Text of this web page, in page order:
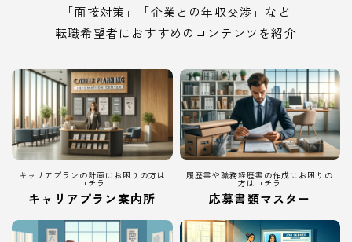
「面接対策」「企業との年収交渉」など
転職希望者におすすめのコンテンツを紹介
キャリアプランの計画にお困りの方は
コチラ
キャリアプラン案内所
履歴書や職務経歴書の作成にお困りの
方はコチラ
応募書類マスター